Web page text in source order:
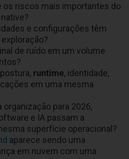
os riscos mais importantes do
e configurações têm
de ruído em um volume
runtime, identidade,
em uma mesma
organização para 2026,
e IA passam a
superfície operacional?
aparece sendo uma
em nuvem com uma